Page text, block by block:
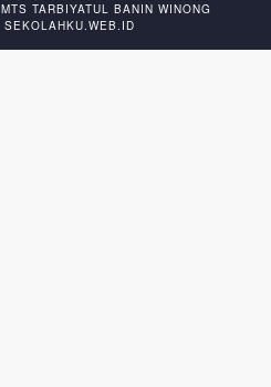
MTS TARBIYATUL BANIN WINONG
SEKOLAHKU.WEB.ID